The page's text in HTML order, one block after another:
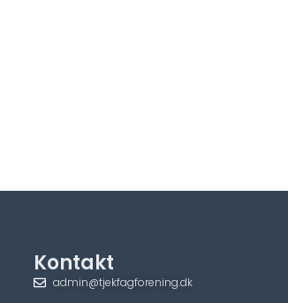
Kontakt
admin@tjekfagforening.dk